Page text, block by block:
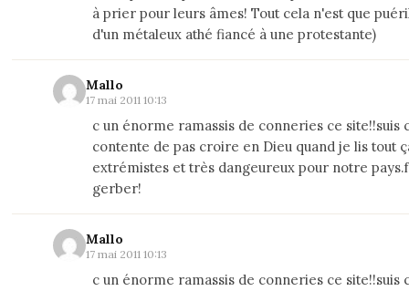
à prier pour leurs âmes! Tout cela n'est que
d'un métaleux athé fiancé à une protestante)
Mallo
17 mai 2011 10:13
c un énorme ramassis de conneries ce site!!suis
contente de pas croire en Dieu quand je lis tout
extrémistes et très dangeureux pour notre
gerber!
Mallo
17 mai 2011 10:13
c un énorme ramassis de conneries ce site!!suis